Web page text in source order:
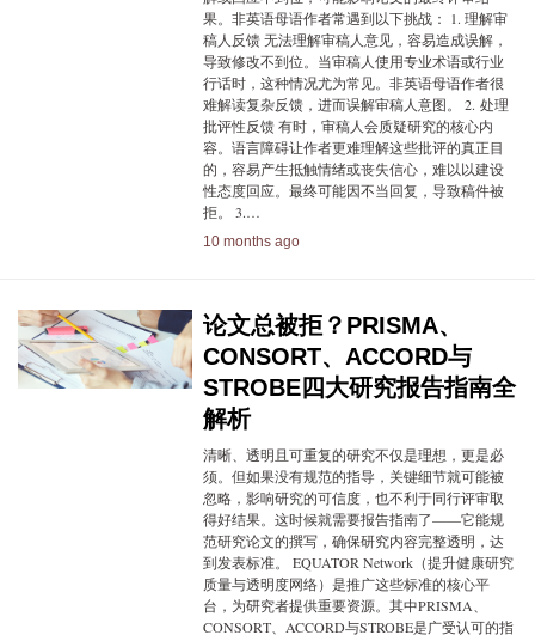
果。非英语母语作者常遇到以下挑战： 1. 理解审
稿人反馈 无法理解审稿人意见，容易造成误解，
导致修改不到位。当审稿人使用专业术语或行业
行话时，这种情况尤为常见。非英语母语作者很
难解读复杂反馈，进而误解审稿人意图。 2. 处理
批评性反馈 有时，审稿人会质疑研究的核心内
容。语言障碍让作者更难理解这些批评的真正目
的，容易产生抵触情绪或丧失信心，难以以建设
性态度回应。最终可能因不当回复，导致稿件被
拒。 3.…
10 months ago
论文总被拒？PRISMA、
CONSORT、ACCORD与
STROBE四大研究报告指南全
解析
清晰、透明且可重复的研究不仅是理想，更是必
须。但如果没有规范的指导，关键细节就可能被
忽略，影响研究的可信度，也不利于同行评审取
得好结果。这时候就需要报告指南了——它能规
范研究论文的撰写，确保研究内容完整透明，达
到发表标准。 EQUATOR Network（提升健康研究
质量与透明度网络）是推广这些标准的核心平
台，为研究者提供重要资源。其中PRISMA、
CONSORT、ACCORD与STROBE是广受认可的指